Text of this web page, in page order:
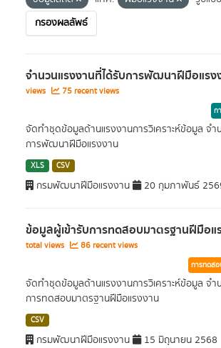
กรองผลลัพธ์
จำนวนแรงงานที่ได้รับการพัฒนาฝีมือแรง
views
75 recent views
ก
จัดทำชุดข้อมูลด้านแรงงานการวิเคราะห์ข้อมูล จำ
การพัฒนาฝีมือแรงงาน
XLS CSV
กรมพัฒนาฝีมือแรงงาน 20 กุมภาพันธ์
ข้อมูลผู้เข้ารับการทดสอบมาตรฐานฝีมือแ
total views
86 recent views
การทดส
จัดทำชุดข้อมูลด้านแรงงานการวิเคราะห์ข้อมูล จ
การทดสอบมาตรฐานฝีมือแรงงาน
CSV
กรมพัฒนาฝีมือแรงงาน 15 มิถุนายน 2568